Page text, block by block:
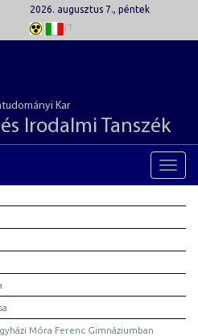
2026. augusztus 7., péntek
IT
Kar
Irodalmi Tanszék
Móra Ferenc Gimnáziumban